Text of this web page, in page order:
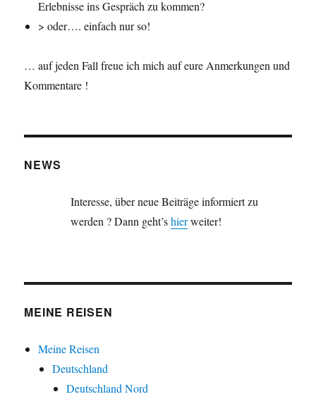
Erlebnisse ins Gespräch zu kommen?
> oder…. einfach nur so!
… auf jeden Fall freue ich mich auf eure Anmerkungen und
Kommentare !
NEWS
Interesse, über neue Beiträge informiert zu
werden ? Dann geht’shierweiter!
MEINE REISEN
Meine Reisen
Deutschland
Deutschland Nord